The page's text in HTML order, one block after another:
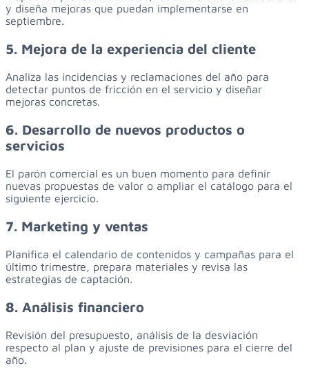
y diseña mejoras que puedan implementarse en
septiembre.
5. Mejora de la experiencia del cliente
Analiza las incidencias y reclamaciones del año para
detectar puntos de fricción en el servicio y diseñar
mejoras concretas.
6. Desarrollo de nuevos productos o
servicios
El parón comercial es un buen momento para definir
nuevas propuestas de valor o ampliar el catálogo para el
siguiente ejercicio.
7. Marketing y ventas
Planifica el calendario de contenidos y campañas para el
último trimestre, prepara materiales y revisa las
estrategias de captación.
8. Análisis financiero
Revisión del presupuesto, análisis de la desviación
respecto al plan y ajuste de previsiones para el cierre del
año.